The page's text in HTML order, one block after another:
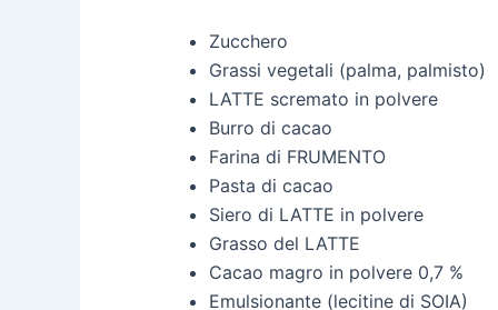
Zucchero
Grassi vegetali (palma, palmisto)
LATTE scremato in polvere
Burro di cacao
Farina di FRUMENTO
Pasta di cacao
Siero di LATTE in polvere
Grasso del LATTE
Cacao magro in polvere 0,7 %
Emulsionante (lecitine di SOIA)